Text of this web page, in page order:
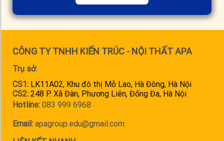
CÔNG TY TNHH KIẾN TRÚC - NỘI THẤT APA
Trụ sở:
CS1: LK11A02, Khu đô thị Mỗ Lao, Hà Đông, Hà Nội
CS2: 248 P. Xã Đàn, Phương Liên, Đống Đa, Hà Nội
Hotline: 083 999 6968
Email: apagroup.edu@gmail.com